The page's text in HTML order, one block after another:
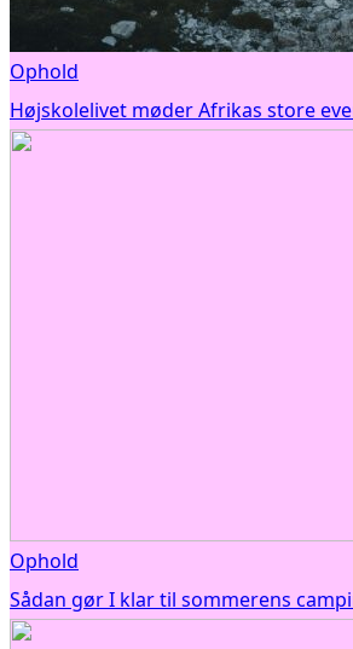
Ophold
Højskolelivet møder Afrikas store
Ophold
Sådan gør I klar til sommerens